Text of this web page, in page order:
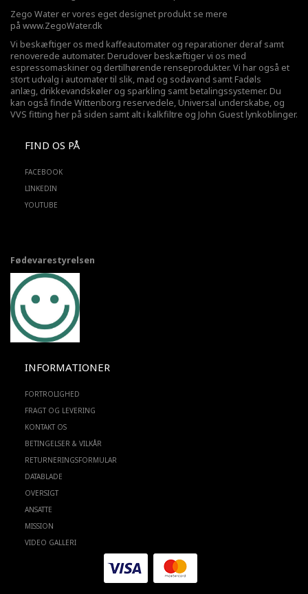
Zego Water er vores eget designet produkt se mere
på www.ZegoWater.dk
Vi beskæftiger os med kaffeautomater og reparationer deraf samt
renoverede automater. Derudover beskæftiger vi os med
espressomaskiner og dertilhørende renseprodukter. Vi har også et
stort udvalg i automater til slik, mad og sodavand samt Fadøls
anlæg, drikkevandskøler og sparkling samt betalingssystemer. Du
kan også finde Wittenborg reservedele, Universal underskabe, og
VVS fitting her på siden samt alt i kalkfiltre og John Guest lynkoblinger.
FIND OS PÅ
FACEBOOK
LINKEDIN
YOUTUBE
Fødevarestyrelsen
INFORMATIONER
FORTROLIGHED
FRAGT OG LEVERING
KONTAKT OS
BETINGELSER & VILKÅR
RETURNERINGSFORMULAR
DATABLADE
OVERSIGT
ANSATTE
MISSION
VIDEO GALLERI